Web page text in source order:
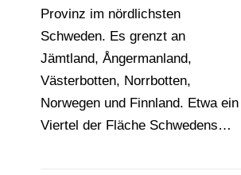
Provinz im nördlichsten
Schweden. Es grenzt an
Jämtland, Ångermanland,
Västerbotten, Norrbotten,
Norwegen und Finnland. Etwa ein
Viertel der Fläche Schwedens…